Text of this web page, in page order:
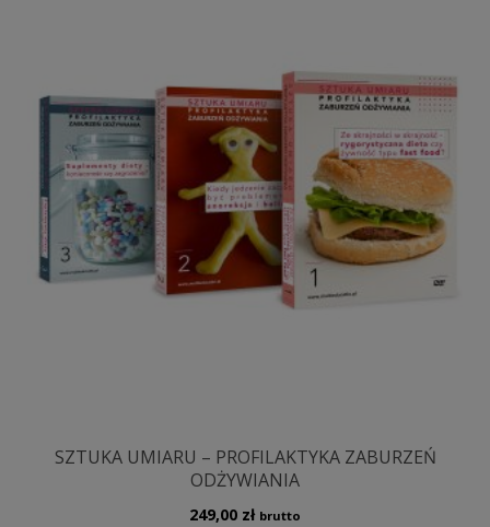
SZTUKA UMIARU – PROFILAKTYKA ZABURZEŃ
ODŻYWIANIA
249,00 zł brutto